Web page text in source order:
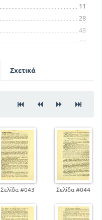
11
28
48
66
189
248
Σχετικά
Σελίδα #043 Σελίδα #044